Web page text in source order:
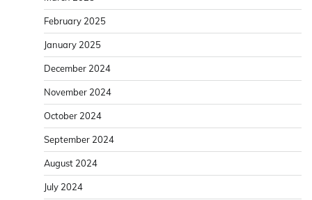
February 2025
January 2025
December 2024
November 2024
October 2024
September 2024
August 2024
July 2024